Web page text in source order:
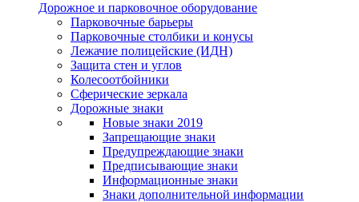
Дорожное и парковочное оборудование
Парковочные барьеры
Парковочные столбики и конусы
Лежачие полицейские (ИДН)
Защита стен и углов
Колесоотбойники
Сферические зеркала
Дорожные знаки
Новые знаки 2019
Запрещающие знаки
Предупреждающие знаки
Предписывающие знаки
Информационные знаки
Знаки дополнительной информации